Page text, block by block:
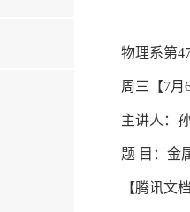
物理系第
周三【7月
主讲人：
题 目：金
【腾讯文